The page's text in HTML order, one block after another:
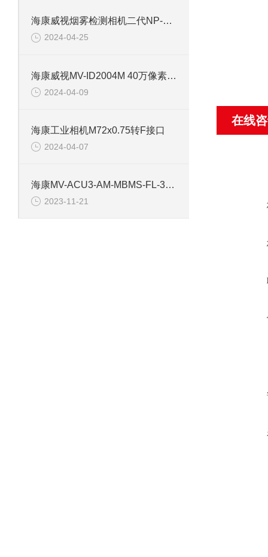
海康威视烟雾检测相机二代NP-V2Y-P
2024-04-25
海康威视MV-ID2004M 40万像素工业相机
2024-04-09
海康工业相机M72x0.75转F接口
2024-04-07
海康MV-ACU3-AM-MBMS-FL-3M 工业相机镜头
2023-11-21
在线